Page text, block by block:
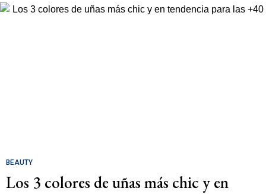
BEAUTY
Los 3 colores de uñas más chic y en